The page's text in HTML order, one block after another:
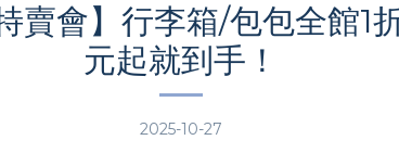
賣會】行李箱/包包全館1
元起就到手！
2025-10-27